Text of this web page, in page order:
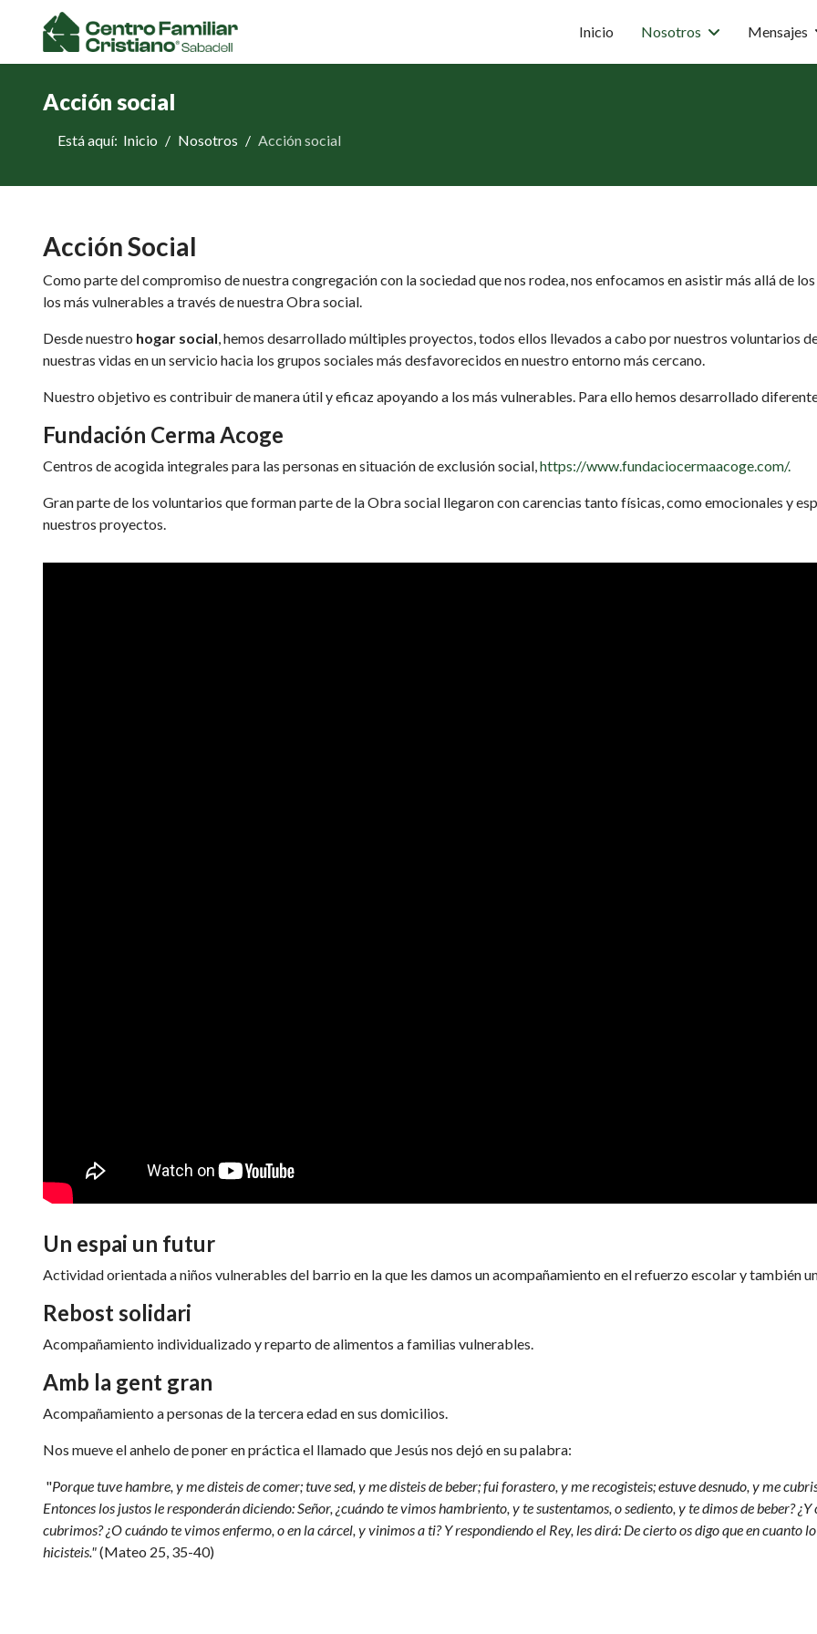
Inicio Nosotros Mensajes
Acción social
Está aquí: Inicio Nosotros Acción social
Acción Social
Como parte del compromiso de nuestra congregación con la sociedad que nos rodea, nos enfocamos en asistir más allá de
los más vulnerables a través de nuestra Obra social.
Desde nuestro hogar social, hemos desarrollado múltiples proyectos, todos ellos llevados a cabo por nuestros voluntarios
nuestras vidas en un servicio hacia los grupos sociales más desfavorecidos en nuestro entorno más cercano.
Nuestro objetivo es contribuir de manera útil y eficaz apoyando a los más vulnerables. Para ello hemos desarrollado
Fundación Cerma Acoge
Centros de acogida integrales para las personas en situación de exclusión social,https://www.fundaciocermaacoge.com/.
Gran parte de los voluntarios que forman parte de la Obra social llegaron con carencias tanto físicas, como emocionales y
nuestros proyectos.
Un espai un futur
Actividad orientada a niños vulnerables del barrio en la que les damos un acompañamiento en el refuerzo escolar y también
Rebost solidari
Acompañamiento individualizado y reparto de alimentos a familias vulnerables.
Amb la gent gran
Acompañamiento a personas de la tercera edad en sus domicilios.
Nos mueve el anhelo de poner en práctica el llamado que Jesús nos dejó en su palabra:
"Porque tuve hambre, y me disteis de comer; tuve sed, y me disteis de beber; fui forastero, y me recogisteis; estuve desnudo, y me
Entonces los justos le responderán diciendo: Señor, ¿cuándo te vimos hambriento, y te sustentamos, o sediento, y te dimos de beber?
cubrimos? ¿O cuándo te vimos enfermo, o en la cárcel, y vinimos a ti? Y respondiendo el Rey, les dirá: De cierto os digo que en cuanto
hicisteis."(Mateo 25, 35-40)